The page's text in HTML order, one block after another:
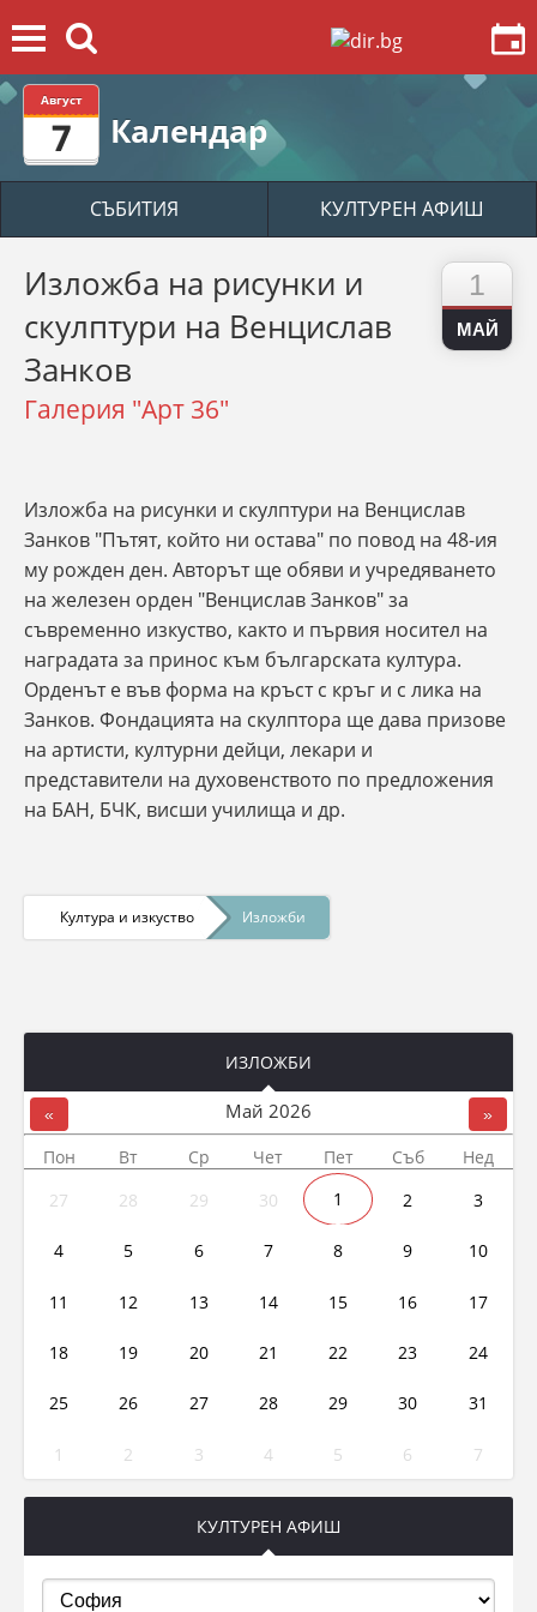
Август
7 Календар
СЪБИТИЯ КУЛТУРЕН АФИШ
1
МАЙ
Изложба на рисунки и
скулптури на Венцислав
Занков
Галерия "Арт 36"
Изложба на рисунки и скулптури на Венцислав
Занков "Пътят, който ни остава" по повод на 48-ия
му рожден ден. Авторът ще обяви и учредяването
на железен орден "Венцислав Занков" за
съвременно изкуство, както и първия носител на
наградата за принос към българската култура.
Орденът е във форма на кръст с кръг и с лика на
Занков. Фондацията на скулптора ще дава призове
на артисти, културни дейци, лекари и
представители на духовенството по предложения
на БАН, БЧК, висши училища и др.
Култура и изкуство Изложби
ИЗЛОЖБИ
« Май 2026 »
Пон Вт Ср Чет Пет Съб
Нед
27
28 29 30 1 2 3
4 5 6 7 8 9 10
11 12 13 14 15 16 17
18 19 20 21 22 23 24
25 26 27 28 29 30 31
1 2 3 4 5 6 7
КУЛТУРЕН АФИШ